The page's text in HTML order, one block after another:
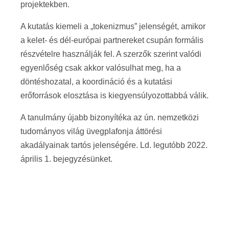
projektekben.
A kutatás kiemeli a „tokenizmus” jelenségét, amikor
a kelet- és dél-európai partnereket csupán formális
részvételre használják fel. A szerzők szerint valódi
egyenlőség csak akkor valósulhat meg, ha a
döntéshozatal, a koordináció és a kutatási
erőforrások elosztása is kiegyensúlyozottabbá válik.
A tanulmány újabb bizonyítéka az ún. nemzetközi
tudományos világ üvegplafonja áttörési
akadályainak tartós jelenségére. Ld. legutóbb 2022.
április 1. bejegyzésünket.